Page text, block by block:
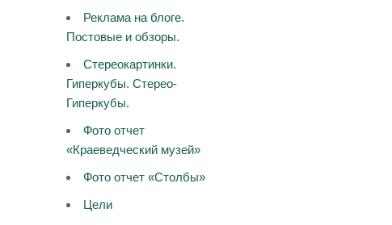
Реклама на блоге.
Постовые и обзоры.
Стереокартинки.
Гиперкубы. Стерео-
Гиперкубы.
Фото отчет
«Краеведческий музей»
Фото отчет «Столбы»
Цели